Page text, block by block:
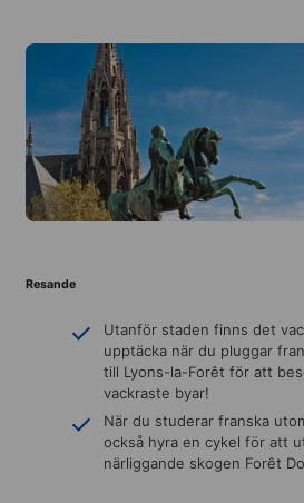
Resande
Utanför staden finns det
upptäcka när du pluggar
till Lyons-la-Forêt för att
vackraste byar!
När du studerar franska
också hyra en cykel för att
närliggande skogen Forêt